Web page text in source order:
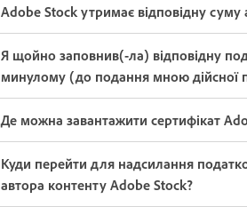
Adobe Stock утримає відповідну суму
Я щойно заповнив(-ла) відповідну
минулому (до подання мною дійсної
Де можна завантажити сертифікат
Куди перейти для надсилання
автора контенту Adobe Stock?